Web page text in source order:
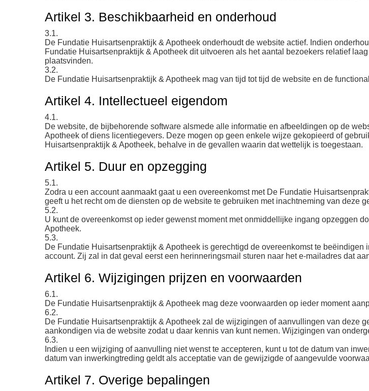
Artikel 3. Beschikbaarheid en onderhoud
3.1.
De Fundatie Huisartsenpraktijk & Apotheek onderhoudt de website actief. Indien
Fundatie Huisartsenpraktijk & Apotheek dit uitvoeren als het aantal bezoekers relatief
plaatsvinden.
3.2.
De Fundatie Huisartsenpraktijk & Apotheek mag van tijd tot tijd de website en de
Artikel 4. Intellectueel eigendom
4.1.
De website, de bijbehorende software alsmede alle informatie en afbeeldingen op de
Apotheek of diens licentiegevers. Deze mogen op geen enkele wijze gekopieerd of
Huisartsenpraktijk & Apotheek, behalve in de gevallen waarin dat wettelijk is toegestaan.
Artikel 5. Duur en opzegging
5.1.
Zodra u een account aanmaakt gaat u een overeenkomst met De Fundatie
geeft u het recht om de diensten op de website te gebruiken met inachtneming van deze
5.2.
U kunt de overeenkomst op ieder gewenst moment met onmiddellijke ingang opzeggen
Apotheek.
5.3.
De Fundatie Huisartsenpraktijk & Apotheek is gerechtigd de overeenkomst te
account. Zij zal in dat geval eerst een herinneringsmail sturen naar het e-mailadres dat
Artikel 6. Wijzigingen prijzen en voorwaarden
6.1.
De Fundatie Huisartsenpraktijk & Apotheek mag deze voorwaarden op ieder moment
6.2.
De Fundatie Huisartsenpraktijk & Apotheek zal de wijzigingen of aanvullingen van deze
aankondigen via de website zodat u daar kennis van kunt nemen. Wijzigingen van
6.3.
Indien u een wijziging of aanvulling niet wenst te accepteren, kunt u tot de datum van
datum van inwerkingtreding geldt als acceptatie van de gewijzigde of aangevulde
Artikel 7. Overige bepalingen